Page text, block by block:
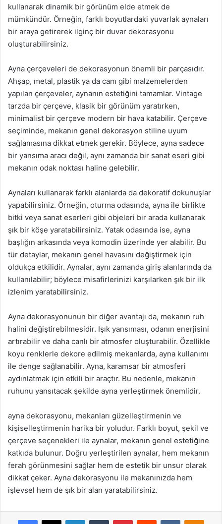
kullanarak dinamik bir görünüm elde etmek de
mümkündür. Örneğin, farklı boyutlardaki yuvarlak aynaları
bir araya getirerek ilginç bir duvar dekorasyonu
oluşturabilirsiniz.
Ayna çerçeveleri de dekorasyonun önemli bir parçasıdır.
Ahşap, metal, plastik ya da cam gibi malzemelerden
yapılan çerçeveler, aynanın estetiğini tamamlar. Vintage
tarzda bir çerçeve, klasik bir görünüm yaratırken,
minimalist bir çerçeve modern bir hava katabilir. Çerçeve
seçiminde, mekanın genel dekorasyon stiline uyum
sağlamasına dikkat etmek gerekir. Böylece, ayna sadece
bir yansıma aracı değil, aynı zamanda bir sanat eseri gibi
mekanın odak noktası haline gelebilir.
Aynaları kullanarak farklı alanlarda da dekoratif dokunuşlar
yapabilirsiniz. Örneğin, oturma odasında, ayna ile birlikte
bitki veya sanat eserleri gibi objeleri bir arada kullanarak
şık bir köşe yaratabilirsiniz. Yatak odasında ise, ayna
başlığın arkasında veya komodin üzerinde yer alabilir. Bu
tür detaylar, mekanın genel havasını değiştirmek için
oldukça etkilidir. Aynalar, aynı zamanda giriş alanlarında da
kullanılabilir; böylece misafirlerinizi karşılarken şık bir ilk
izlenim yaratabilirsiniz.
Ayna dekorasyonunun bir diğer avantajı da, mekanın ruh
halini değiştirebilmesidir. Işık yansıması, odanın enerjisini
artırabilir ve daha canlı bir atmosfer oluşturabilir. Özellikle
koyu renklerle dekore edilmiş mekanlarda, ayna kullanımı
ile denge sağlanabilir. Ayna, karamsar bir atmosferi
aydınlatmak için etkili bir araçtır. Bu nedenle, mekanın
ruhunu yansıtacak şekilde ayna yerleştirmek önemlidir.
ayna dekorasyonu, mekanları güzelleştirmenin ve
kişiselleştirmenin harika bir yoludur. Farklı boyut, şekil ve
çerçeve seçenekleri ile aynalar, mekanın genel estetiğine
katkıda bulunur. Doğru yerleştirilen aynalar, hem mekanın
ferah görünmesini sağlar hem de estetik bir unsur olarak
dikkat çeker. Ayna dekorasyonu ile mekanınızda hem
işlevsel hem de şık bir alan yaratabilirsiniz.
Facebook
X LinkedInTumblr PinterestReddit VKontakte